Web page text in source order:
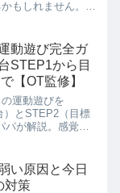
もしれません。作
動遊び完全ガ
STEP1から目
【OT監修】
運動遊びを
）とSTEP2（目標
パが解説。感覚遊
い原因と今日
対策